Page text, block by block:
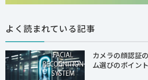
よく読まれている記事
カメラの顔認証
ム選びのポイン